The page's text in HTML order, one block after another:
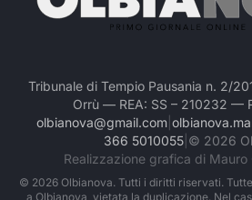
Tribunale di Tempio Pausania n. 2/
Orrù — REA: SS – 210232 —
olbianova@gmail.com
366 5010055| © 2026
Realizzazione grafica di
© 2026Olbianova. Tutti i diritti riservati.
a Olbianova, vietata la duplicazione. Nel